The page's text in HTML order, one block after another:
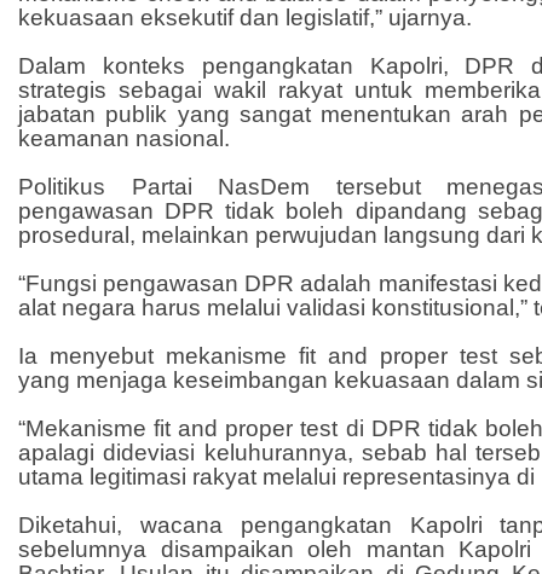
kekuasaan eksekutif dan legislatif,” ujarnya.
Dalam konteks pengangkatan Kapolri, DPR
strategis sebagai wakil rakyat untuk
jabatan publik yang sangat menentukan arah
keamanan nasional.
Politikus Partai NasDem tersebut
pengawasan DPR tidak boleh dipandang
prosedural, melainkan perwujudan langsung dari
“Fungsi pengawasan DPR adalah manifestasi
alat negara harus melalui validasi konstitusional,”
Ia menyebut mekanisme fit and proper test
yang menjaga keseimbangan kekuasaan dalam
“Mekanisme fit and proper test di DPR tidak
apalagi dideviasi keluhurannya, sebab hal
utama legitimasi rakyat melalui representasinya di
Diketahui, wacana pengangkatan Kapolri
sebelumnya disampaikan oleh mantan Kapolri